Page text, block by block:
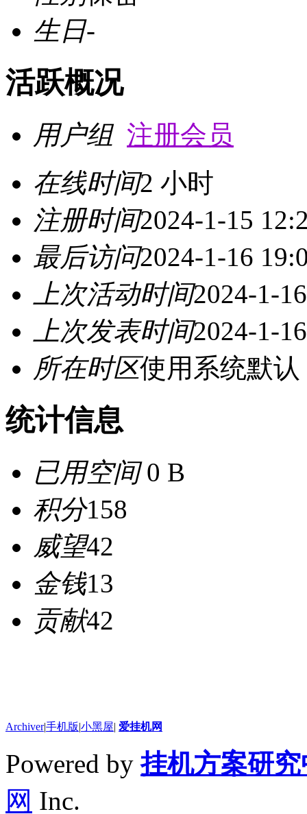
生日-
活跃概况
用户组 注册会员
在线时间2 小时
注册时间2024-1-15
最后访问2024-1-16
上次活动时间2024-1-
上次发表时间2024-1-
所在时区使用系统默认
统计信息
已用空间0 B
积分158
威望42
金钱13
贡献42
Archiver|手机版|小黑屋| 爱挂机网
Powered by挂机方案研
网 Inc.